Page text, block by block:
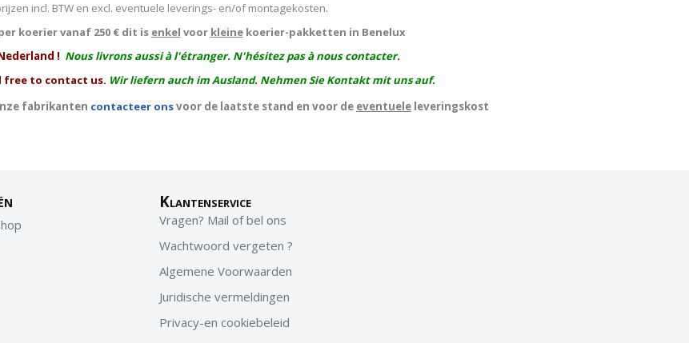
incl. BTW en excl. eventuele leverings- en/of montagekosten.
koerier vanaf 250 € dit is enkel voor kleinekoerier-pakketten in Benelux
! Nous livrons aussi à l'étranger. N'hésitez pas à nous contacter.
free to contact us. Wir liefern auch im Ausland. Nehmen Sie Kontakt mit uns auf.
fabrikanten contacteer onsvoor de laatste stand en voor de eventuele leveringskost
Klantenservice
Vragen? Mail of bel ons
Wachtwoord vergeten ?
Algemene Voorwaarden
Juridische vermeldingen
Privacy-en cookiebeleid